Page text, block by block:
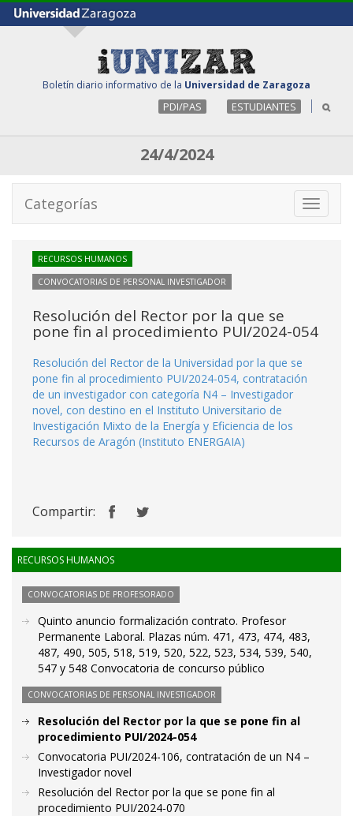
Boletín diario informativo de la Universidad de Zaragoza
PDI/PAS ESTUDIANTES
24/4/2024
Toggle
Categorías
RECURSOS HUMANOS
CONVOCATORIAS DE PERSONAL INVESTIGADOR
Resolución del Rector por la que se
pone fin al procedimiento PUI/2024-054
Resolución del Rector de la Universidad por la que se
pone fin al procedimiento PUI/2024-054, contratación
de un investigador con categoría N4 – Investigador
novel, con destino en el Instituto Universitario de
Investigación Mixto de la Energía y Eficiencia de los
Recursos de Aragón (Instituto ENERGAIA)
Compartir:
RECURSOS HUMANOS
CONVOCATORIAS DE PROFESORADO
Quinto anuncio formalización contrato. Profesor
Permanente Laboral. Plazas núm. 471, 473, 474, 483,
487, 490, 505, 518, 519, 520, 522, 523, 534, 539, 540,
547 y 548 Convocatoria de concurso público
CONVOCATORIAS DE PERSONAL INVESTIGADOR
Resolución del Rector por la que se pone fin al
procedimiento PUI/2024-054
Convocatoria PUI/2024-106, contratación de un N4 –
Investigador novel
Resolución del Rector por la que se pone fin al
procedimiento PUI/2024-070